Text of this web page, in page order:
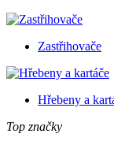
Zastřihovače
Hřebeny a
Top značky